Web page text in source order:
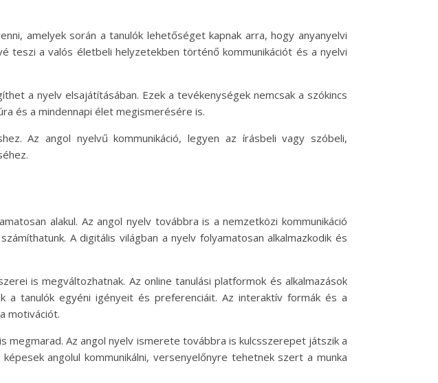
amelyek során a tanulók lehetőséget kapnak arra, hogy anyanyelvi
teszi a valós életbeli helyzetekben történő kommunikációt és a nyelvi
a nyelv elsajátításában. Ezek a tevékenységek nemcsak a szókincs
és a mindennapi élet megismerésére is.
Az angol nyelvű kommunikáció, legyen az írásbeli vagy szóbeli,
alakul. Az angol nyelv továbbra is a nemzetközi kommunikáció
A digitális világban a nyelv folyamatosan alkalmazkodik és
is megváltozhatnak. Az online tanulási platformok és alkalmazások
a tanulók egyéni igényeit és preferenciáit. Az interaktív formák és a
motivációt.
megmarad. Az angol nyelv ismerete továbbra is kulcsszerepet játszik a
angolul kommunikálni, versenyelőnyre tehetnek szert a munka